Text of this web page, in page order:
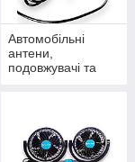
Автомобільні
антени,
подовжувачі та